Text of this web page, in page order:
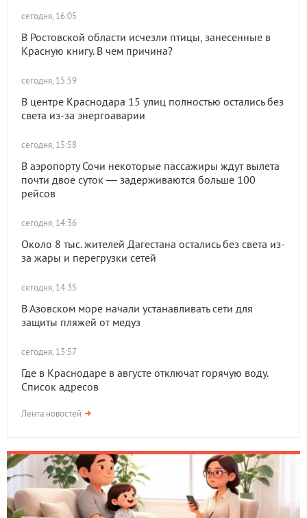
сегодня, 16:05
В Ростовской области исчезли птицы, занесенные в
Красную книгу. В чем причина?
сегодня, 15:59
В центре Краснодара 15 улиц полностью остались без
света из-за энергоаварии
сегодня, 15:58
В аэропорту Сочи некоторые пассажиры ждут вылета
почти двое суток — задерживаются больше 100
рейсов
сегодня, 14:36
Около 8 тыс. жителей Дагестана остались без света из-
за жары и перегрузки сетей
сегодня, 14:35
В Азовском море начали устанавливать сети для
защиты пляжей от медуз
сегодня, 13:57
Где в Краснодаре в августе отключат горячую воду.
Список адресов
Лента новостей